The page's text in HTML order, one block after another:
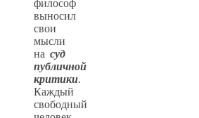
философ
выносил
свои
мысли
на суд
публичной
критики.
Каждый
свободный